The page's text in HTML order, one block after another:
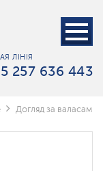
ЛІНІЯ
257 636 443
Догляд за валасамі